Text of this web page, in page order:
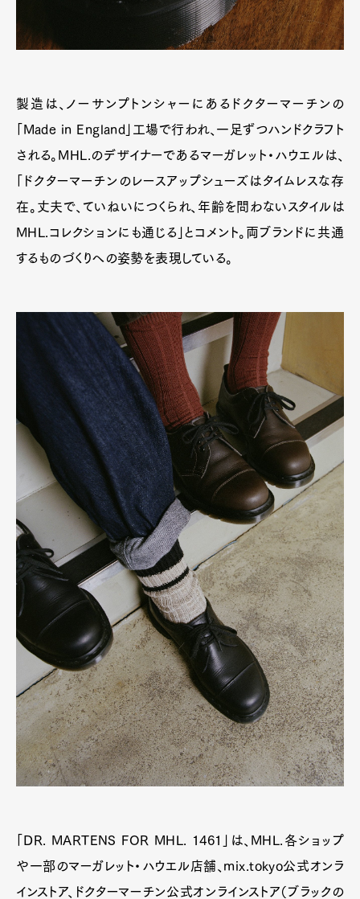
製造は、ノーサンプトンシャーにあるドクターマーチンの
「Made in England」工場で行われ、一足ずつハンドクラフト
される。MHL.のデザイナーであるマーガレット・ハウエルは、
「ドクターマーチンのレースアップシューズはタイムレスな存
在。丈夫で、ていねいにつくられ、年齢を問わないスタイルは
MHL.コレクションにも通じる」とコメント。両ブランドに共通
するものづくりへの姿勢を表現している。
「DR. MARTENS FOR MHL. 1461」は、MHL.各ショップ
や一部のマーガレット・ハウエル店舗、mix.tokyo公式オンラ
インストア、ドクターマーチン公式オンラインストア（ブラックの